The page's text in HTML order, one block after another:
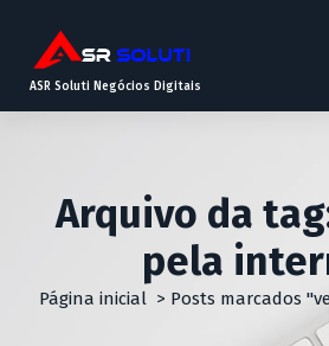
ASR Soluti Negócios Digitais
Arquivo da
pela
Página inicial > Posts marcados